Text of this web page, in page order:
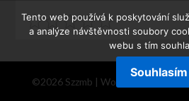
©2026 Szzmb | WordPress Theme
Tento web používá k poskytování
a analýze návštěvnosti soubory
webu s tím
Souhlasím